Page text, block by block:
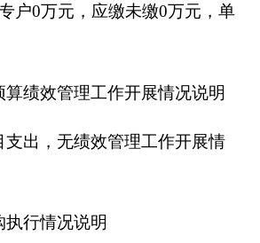
、其他收入的结转和结余。
指本年度或以前年度预算安
规定继续使用的资金，既包
，也包括事业收入、经营收